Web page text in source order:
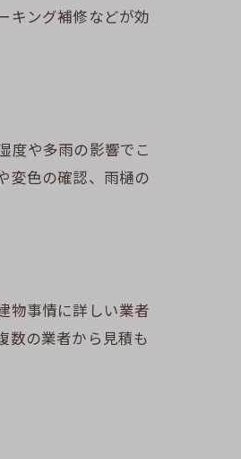
キング補修などが効
度や多雨の影響でこ
変色の確認、雨樋の
物事情に詳しい業者
数の業者から見積も